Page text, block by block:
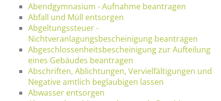
Abendgymnasium - Aufnahme beantragen
Abfall und Müll entsorgen
Abgeltungssteuer -
Nichtveranlagungsbescheinigung beantragen
Abgeschlossenheitsbescheinigung zur Aufteilung
eines Gebäudes beantragen
Abschriften, Ablichtungen, Vervielfältigungen und
Negative amtlich beglaubigen lassen
Abwasser entsorgen